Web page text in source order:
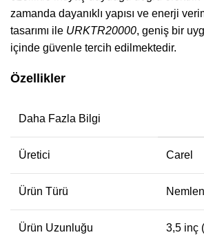
zamanda dayanıklı yapısı ve enerji
tasarımı ile URKTR20000, geniş bir
içinde güvenle tercih edilmektedir.
Özellikler
Daha Fazla Bilgi
Üretici Carel
Ürün Türü
Ürün Uzunluğu 3,5 inç